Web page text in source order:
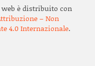
è distribuito con
– Non
4.0 Internazionale.